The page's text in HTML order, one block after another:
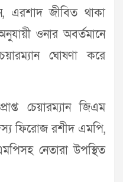
এরশাদ জীবিত থাকা
ওনার অবর্তমানে
ঘোষণা করে
চেয়ারম্যান জিএম
ফিরোজ রশীদ এমপি,
নেতারা উপস্থিত